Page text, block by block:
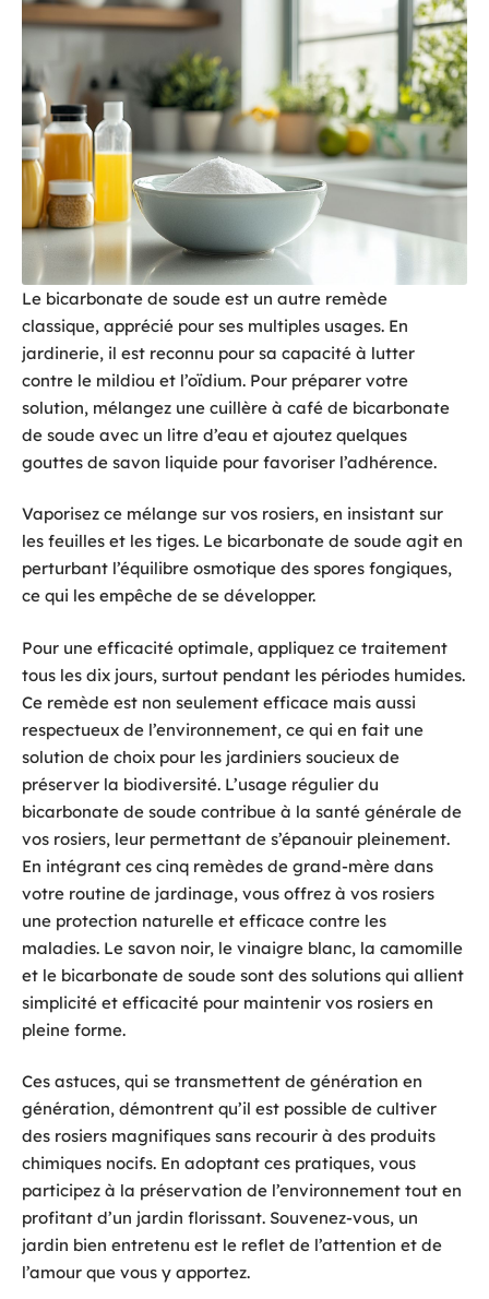
Le bicarbonate de soude est un autre remède
classique, apprécié pour ses multiples usages. En
jardinerie, il est reconnu pour sa capacité à lutter
contre le mildiou et l’oïdium. Pour préparer votre
solution, mélangez une cuillère à café de bicarbonate
de soude avec un litre d’eau et ajoutez quelques
gouttes de savon liquide pour favoriser l’adhérence.
Vaporisez ce mélange sur vos rosiers, en insistant sur
les feuilles et les tiges. Le bicarbonate de soude agit en
perturbant l’équilibre osmotique des spores fongiques,
ce qui les empêche de se développer.
Pour une efficacité optimale, appliquez ce traitement
tous les dix jours, surtout pendant les périodes humides.
Ce remède est non seulement efficace mais aussi
respectueux de l’environnement, ce qui en fait une
solution de choix pour les jardiniers soucieux de
préserver la biodiversité. L’usage régulier du
bicarbonate de soude contribue à la santé générale de
vos rosiers, leur permettant de s’épanouir pleinement.
En intégrant ces cinq remèdes de grand-mère dans
votre routine de jardinage, vous offrez à vos rosiers
une protection naturelle et efficace contre les
maladies. Le savon noir, le vinaigre blanc, la camomille
et le bicarbonate de soude sont des solutions qui allient
simplicité et efficacité pour maintenir vos rosiers en
pleine forme.
Ces astuces, qui se transmettent de génération en
génération, démontrent qu’il est possible de cultiver
des rosiers magnifiques sans recourir à des produits
chimiques nocifs. En adoptant ces pratiques, vous
participez à la préservation de l’environnement tout en
profitant d’un jardin florissant. Souvenez-vous, un
jardin bien entretenu est le reflet de l’attention et de
l’amour que vous y apportez.